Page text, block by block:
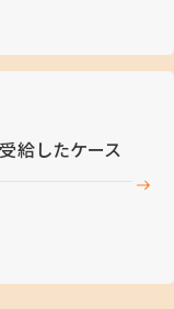
給したケース